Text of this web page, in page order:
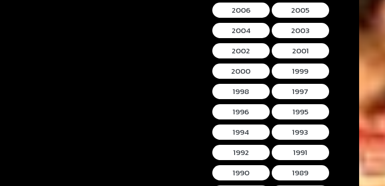
2006
2005
2004
2003
2002
2001
2000
1999
1998
1997
1996
1995
1994
1993
1992
1991
1990
1989